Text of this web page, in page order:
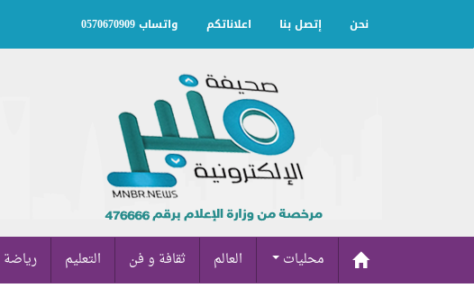
نحن إتصل بنا اعلاناتكم واتساب 0570670909
محليات العالم ثقافة و فن التعليم رياضة